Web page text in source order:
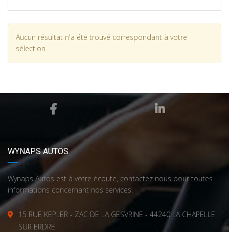
Aucun résultat n'a été trouvé correspondant à votre
sélection.
WYNAPS AUTOS
Wynaps Autos est à votre écoute, contactez nous pour toutes
informations concernant nos services.
15 RUE KEPLER - ZAC DE LA GESVRINE - 44240 LA CHAPELLE
SUR ERDRE